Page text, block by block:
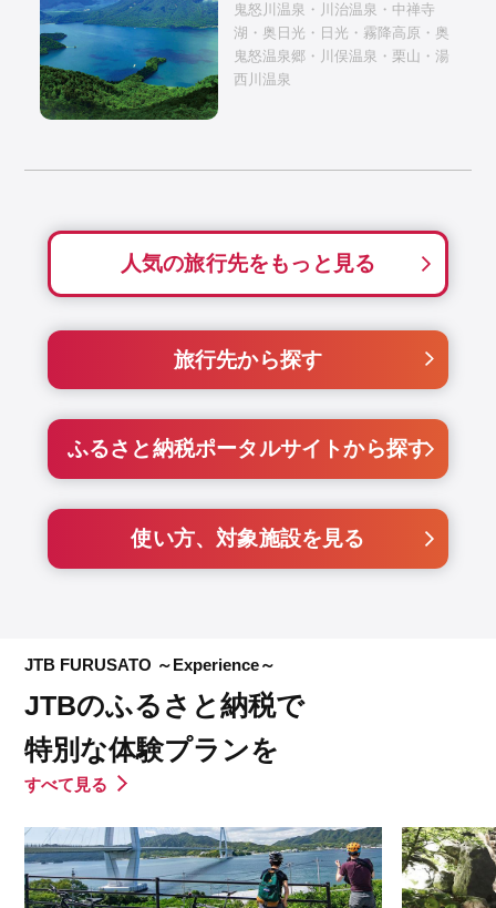
鬼怒川温泉・川治温泉・中禅寺
湖・奥日光・日光・霧降高原・奥
鬼怒温泉郷・川俣温泉・栗山・湯
西川温泉
人気の旅行先をもっと見る
旅行先から探す
ふるさと納税ポータルサイトから探す
使い方、対象施設を見る
JTB FURUSATO ～Experience～
JTBのふるさと納税で
特別な体験プランを
すべて見る